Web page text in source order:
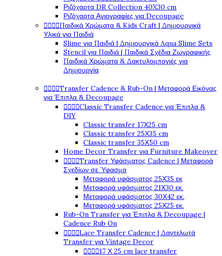
Ριζόχαρτα DR Collection 40X30 cm
Ριζόχαρτα Αγιογραφίες για Decoupage
Παιδικά Χρώματα & Kids Craft | Δημιουργικά
Υλικά για Παιδιά
Slime για Παιδιά | Δημιουργικά Aqua Slime Sets
Stencil για Παιδιά | Παιδικά Σχέδια Ζωγραφικής
Παιδικά Χρώματα & Δακτυλομπογιές για
Δημιουργία
Transfer Cadence & Rub-On | Μεταφορά Εικόνας
για Έπιπλα & Decoupage
Classic Transfer Cadence για Έπιπλα &
DIY
Classic transfer 17Χ25 cm
Classic transfer 25Χ35 cm
Classic transfer 35Χ50 cm
Home Decor Transfer για Furniture Makeover
Transfer Υφάσματος Cadence | Μεταφορά
Σχεδίων σε Ύφασμα
Μεταφορά υφάσματος 25Χ35 εκ
Μεταφορά υφάσματος 21Χ30 εκ.
Μεταφορά υφάσματος 30Χ42 εκ.
Μεταφορά υφάσματος 25Χ25 εκ.
Rub-On Transfer για Έπιπλα & Decoupage |
Cadence Rub On
Lace Transfer Cadence | Δαντελωτά
Transfer για Vintage Decor
17 Χ 25 cm lace transfer